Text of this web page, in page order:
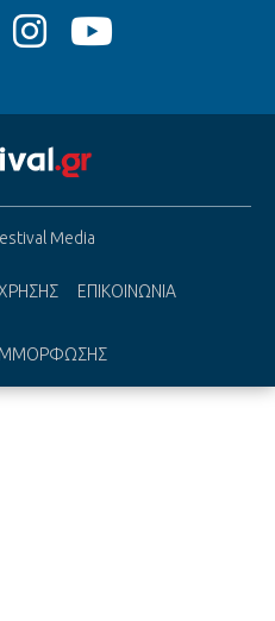
Media
ΕΠΙΚΟΙΝΩΝΙΑ